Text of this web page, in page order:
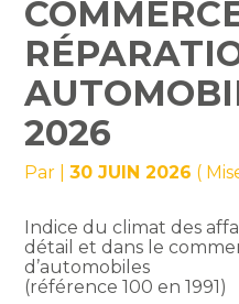
2026
Par |30 JUIN 2026 (
Indice du climat des
détail et dans le
d’automobiles
(référence 100 en 1991)